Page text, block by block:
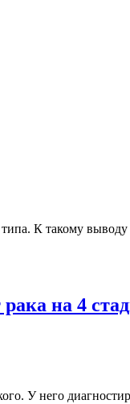
К такому
на 4
У него